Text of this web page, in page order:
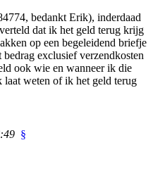
bedankt Erik), inderdaad
dat ik het geld terug krijg
op een begeleidend briefje
exclusief verzendkosten
ook wie en wanneer ik die
laat weten of ik het geld terug
§